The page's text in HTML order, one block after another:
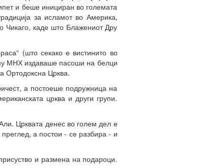
и беше инициран во големата
за исламот во Америка,
Чикаго, каде што Блажениот Дру
(што секако е вистинито во
МНХ издаваше пасоши на белци
Ортодоксна Црква.
а постоеше подружница на
црква и други групи.
Црквата денес во голем дел е
а постои - се разбира - и
и размена на подароци.